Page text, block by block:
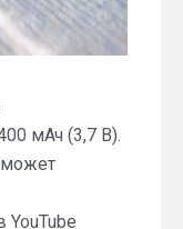
мАч (3,7 В).
может